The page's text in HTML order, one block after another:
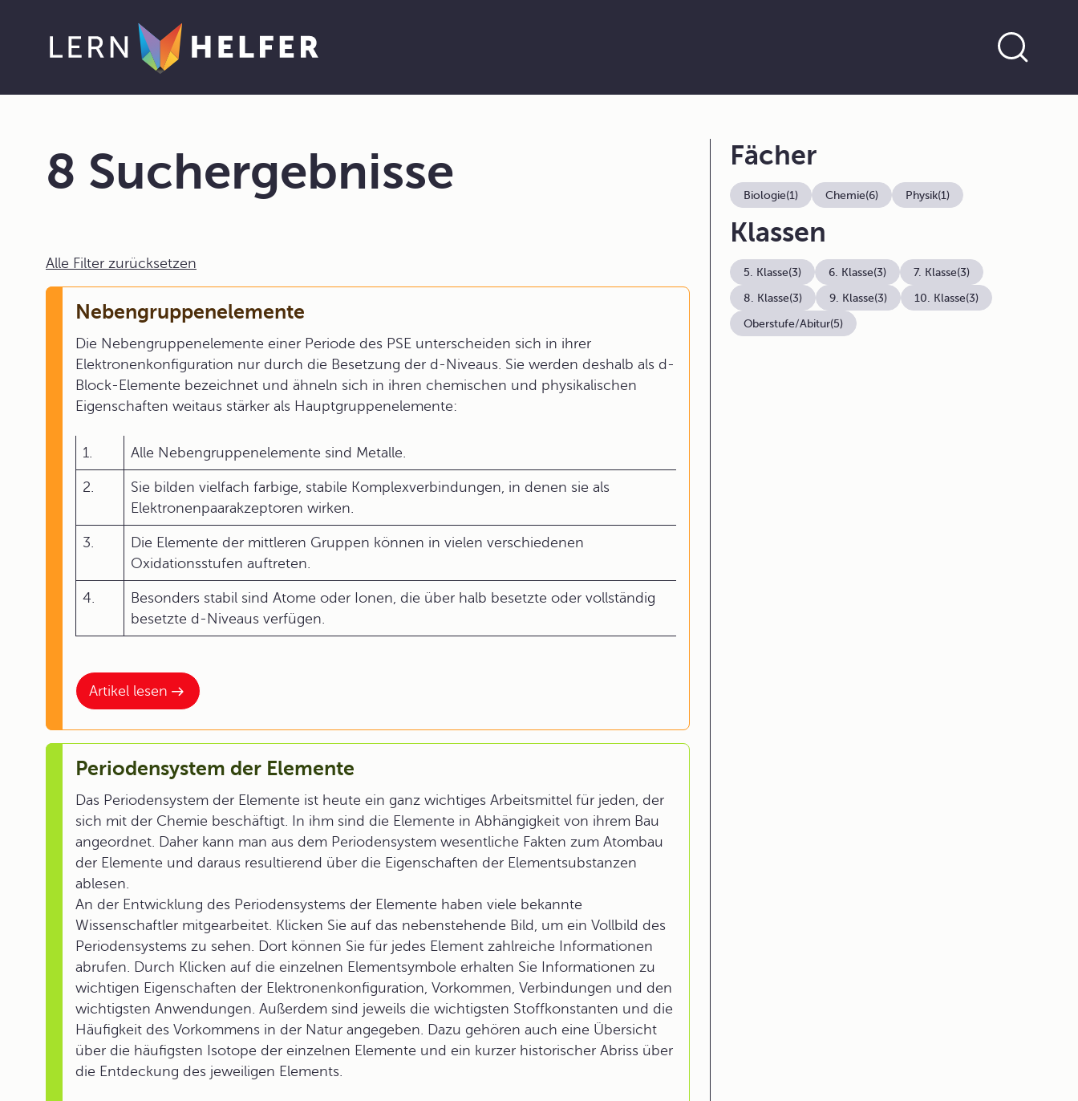
8 Suchergebnisse
Alle Filter zurücksetzen
Artikel lesen
Nebengruppenelemente
Die Nebengruppenelemente einer Periode des PSE unterscheiden sich in ihrer
Elektronenkonfiguration nur durch die Besetzung der d-Niveaus. Sie werden deshalb als d-
Block-Elemente bezeichnet und ähneln sich in ihren chemischen und physikalischen
Eigenschaften weitaus stärker als Hauptgruppenelemente:
1. Alle Nebengruppenelemente sind Metalle.
2.
Sie bilden vielfach farbige, stabile Komplexverbindungen, in denen sie als
Elektronenpaarakzeptoren wirken.
3.
Die Elemente der mittleren Gruppen können in vielen verschiedenen
Oxidationsstufen auftreten.
4.
Besonders stabil sind Atome oder Ionen, die über halb besetzte oder vollständig
besetzte d-Niveaus verfügen.
Periodensystem der Elemente
Das Periodensystem der Elemente ist heute ein ganz wichtiges Arbeitsmittel für jeden, der
sich mit der Chemie beschäftigt. In ihm sind die Elemente in Abhängigkeit von ihrem Bau
angeordnet. Daher kann man aus dem Periodensystem wesentliche Fakten zum Atombau
der Elemente und daraus resultierend über die Eigenschaften der Elementsubstanzen
ablesen.
An der Entwicklung des Periodensystems der Elemente haben viele bekannte
Wissenschaftler mitgearbeitet. Klicken Sie auf das nebenstehende Bild, um ein Vollbild des
Periodensystems zu sehen. Dort können Sie für jedes Element zahlreiche Informationen
abrufen. Durch Klicken auf die einzelnen Elementsymbole erhalten Sie Informationen zu
wichtigen Eigenschaften der Elektronenkonfiguration, Vorkommen, Verbindungen und den
wichtigsten Anwendungen. Außerdem sind jeweils die wichtigsten Stoffkonstanten und die
Häufigkeit des Vorkommens in der Natur angegeben. Dazu gehören auch eine Übersicht
über die häufigsten Isotope der einzelnen Elemente und ein kurzer historischer Abriss über
die Entdeckung des jeweiligen Elements.
Fächer
Biologie(1) Chemie(6) Physik(1)
Klassen
5. Klasse(3) 6. Klasse(3) 7. Klasse(3)
8. Klasse(3) 9. Klasse(3) 10. Klasse(3)
Oberstufe/Abitur(5)